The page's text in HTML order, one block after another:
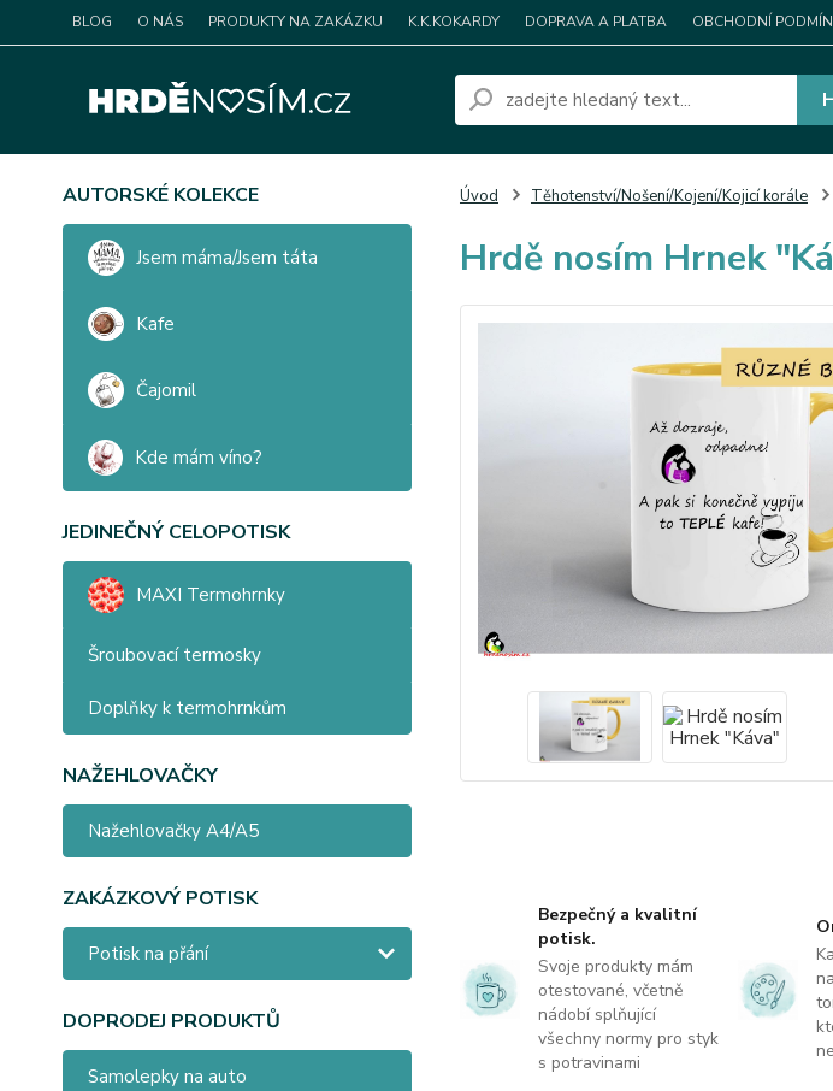
BLOG O NÁS PRODUKTY NA ZAKÁZKU K.K.KOKARDY DOPRAVA A PLATBA OBCHODNÍ
AUTORSKÉ KOLEKCE
Jsem máma/Jsem táta
Kafe
Čajomil
Kde mám víno?
JEDINEČNÝ CELOPOTISK
MAXI Termohrnky
Šroubovací termosky
Doplňky k termohrnkům
NAŽEHLOVAČKY
Nažehlovačky A4/A5
ZAKÁZKOVÝ POTISK
Potisk na přání
DOPRODEJ PRODUKTŮ
Samolepky na auto
Úvod Těhotenství/Nošení/Kojení/Kojicí korále
Hrdě nosím Hrnek
Bezpečný a kvalitní
potisk.
Svoje produkty mám
otestované, včetně
nádobí splňující
všechny normy pro styk
s potravinami